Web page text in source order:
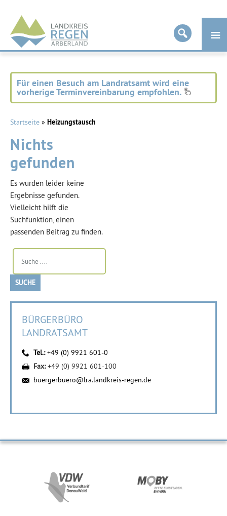
Landkreis
Regen
Für einen Besuch am Landratsamt wird eine
vorherige Terminvereinbarung empfohlen.
Startseite » Heizungstausch
Nichts
gefunden
Es wurden leider keine
Ergebnisse gefunden.
Vielleicht hilft die
Suchfunktion, einen
passenden Beitrag zu finden.
BÜRGERBÜRO
LANDRATSAMT
Tel.:+49 (0) 9921 601-0
Fax:+49 (0) 9921 601-100
buergerbuero@lra.landkreis-regen.de